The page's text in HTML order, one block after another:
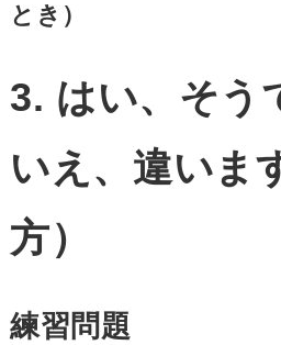
とき）
3. はい、そう
いえ、違いま
方）
練習問題